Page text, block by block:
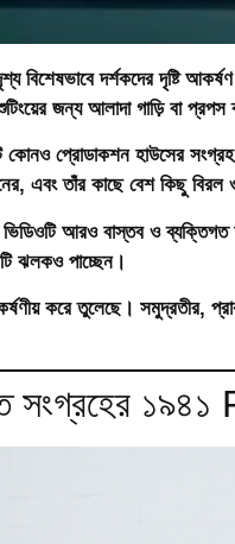
দর্শকদের দৃষ্টি
জন্য আলাদা গাড়ি বা
কোনও প্রোডাকশন হাউসের
এবং তাঁর কাছে বেশ কিছু বিরল
আরও বাস্তব ও
ঝলকও পাচ্ছেন।
করে তুলেছে। সমুদ্রতীর,
সংগ্রহের